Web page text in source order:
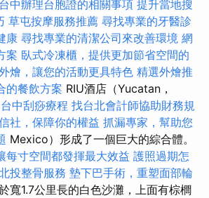
台中辦理台胞證的相關事項 提升當地搜
草屯按摩服務推薦 尋找專業的牙醫診
康 尋找專業的清潔公司來改善環境 網
案 臥式冷凍櫃，提供更加節省空間的
燴，讓您的活動更具特色 精選外燴推
的餐飲方案 RIU酒店（Yucatan，
台中刮痧療程 找台北會計師協助財務規
社，保障你的權益 抓漏專家，幫助您
Mexico）形成了一個巨大的綜合體。
每寸空間都發揮最大效益 護照過期怎
投整骨服務 墊下巴手術，重塑面部輪
寬1.7公里長的白色沙灘，上面有棕櫚